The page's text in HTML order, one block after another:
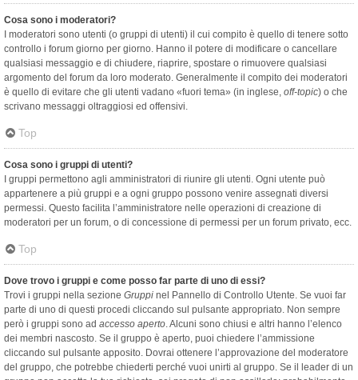
Cosa sono i moderatori?
I moderatori sono utenti (o gruppi di utenti) il cui compito è quello di tenere sotto
controllo i forum giorno per giorno. Hanno il potere di modificare o cancellare
qualsiasi messaggio e di chiudere, riaprire, spostare o rimuovere qualsiasi
argomento del forum da loro moderato. Generalmente il compito dei moderatori
è quello di evitare che gli utenti vadano «fuori tema» (in inglese, off-topic) o che
scrivano messaggi oltraggiosi ed offensivi.
Top
Cosa sono i gruppi di utenti?
I gruppi permettono agli amministratori di riunire gli utenti. Ogni utente può
appartenere a più gruppi e a ogni gruppo possono venire assegnati diversi
permessi. Questo facilita l’amministratore nelle operazioni di creazione di
moderatori per un forum, o di concessione di permessi per un forum privato, ecc.
Top
Dove trovo i gruppi e come posso far parte di uno di essi?
Trovi i gruppi nella sezione Gruppi nel Pannello di Controllo Utente. Se vuoi far
parte di uno di questi procedi cliccando sul pulsante appropriato. Non sempre
però i gruppi sono ad accesso aperto. Alcuni sono chiusi e altri hanno l’elenco
dei membri nascosto. Se il gruppo è aperto, puoi chiedere l’ammissione
cliccando sul pulsante apposito. Dovrai ottenere l’approvazione del moderatore
del gruppo, che potrebbe chiederti perché vuoi unirti al gruppo. Se il leader di un